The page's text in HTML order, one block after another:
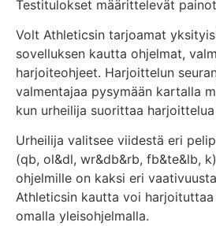
Testitulokset määrittelevät
Volt Athleticsin tarjoamat
sovelluksen kautta ohjelmat,
harjoiteohjeet. Harjoittelun
valmentajaa pysymään kartalla
kun urheilija suorittaa
Urheilija valitsee viidestä eri
(qb, ol&dl, wr&db&rb, fb&te&lb,
ohjelmille on kaksi eri
Athleticsin kautta voi
omalla yleisohjelmalla.